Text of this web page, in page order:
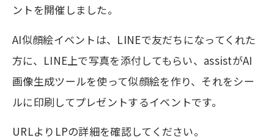
ントを開催しました。
AI似顔絵イベントは、LINEで友だちになってくれた
方に、LINE上で写真を添付してもらい、assistがAI
画像生成ツールを使って似顔絵を作り、それをシー
ルに印刷してプレゼントするイベントです。
URLよりLPの詳細を確認してください。